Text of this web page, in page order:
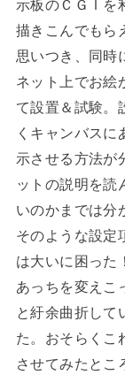
示板のＣＧＩを
描きこんでもら
思いつき、同時
ネット上でお絵
て設置＆試験。
くキャンバスに
示させる方法が
ットの説明を読
いのかまでは分
そのような設定
は大いに困った
あっちを変えこ
と紆余曲折して
た。おそらくこ
させてみたとこ